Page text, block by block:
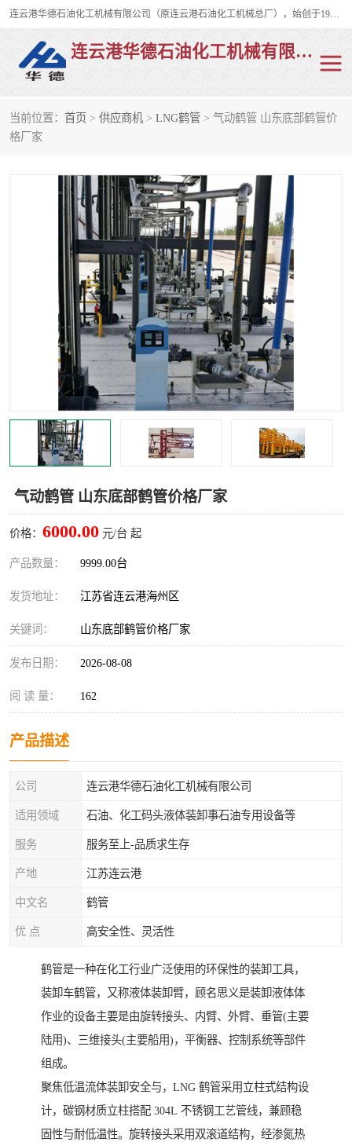
连云港华德石油化工机械有限公司（原连云港石油化工机械总厂），始创于1982年，是从事码头船用流体装卸臂、陆用流体装卸臂（鹤管）、活动梯、钢构平台、定量装车系统等全系列流体装卸设备的设计、制造、销售以及服务的专业供应商。
连云港华德石油化工机械有限公司
当前位置： 首页 > 供应商机 > LNG鹤管 > 气动鹤管 山东底部鹤管价
格厂家
气动鹤管 山东底部鹤管价格厂家
价格： 6000.00 元/台 起
产品数量： 9999.00台
发货地址： 江苏省连云港海州区
关键词： 山东底部鹤管价格厂家
发布日期： 2026-08-08
阅 读 量： 162
产品描述
公司 连云港华德石油化工机械有限公司
适用领域 石油、化工码头液体装卸事石油专用设备等
服务 服务至上-品质求生存
产地 江苏连云港
中文名 鹤管
优 点 高安全性、灵活性
鹤管是一种在化工行业广泛使用的环保性的装卸工具，
装卸车鹤管，又称液体装卸臂，顾名思义是装卸液体体
作业的设备主要是由旋转接头、内臂、外臂、垂管(主要
陆用)、三维接头(主要船用)，平衡器、控制系统等部件
组成。
聚焦低温流体装卸安全与，LNG 鹤管采用立柱式结构设
计，碳钢材质立柱搭配 304L 不锈钢工艺管线，兼顾稳
固性与耐低温性。旋转接头采用双滚道结构，经渗氮热
陆用流体装卸臂
液氨鹤管 液氯鹤管
LNG鹤管 活动梯
平台栈桥 卸车鹤管
装车鹤管 输油臂
紧急脱离干式接头 火车鹤管
汽车鹤管 顶部鹤管
底部鹤管 低温鹤管
浮动出油装置 鹤管